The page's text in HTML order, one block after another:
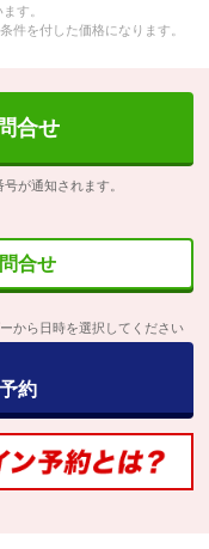
す。
件を付した価格になります。
合せ
が通知されます。
合せ
から日時を選択してください
約